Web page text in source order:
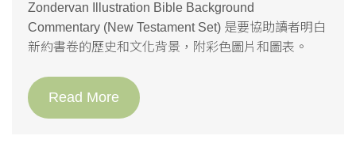
Zondervan Illustration Bible Background
Commentary (New Testament Set) 是要協助讀者明白
新約書卷的歷史和文化背景，附彩色圖片和圖表。
Read More